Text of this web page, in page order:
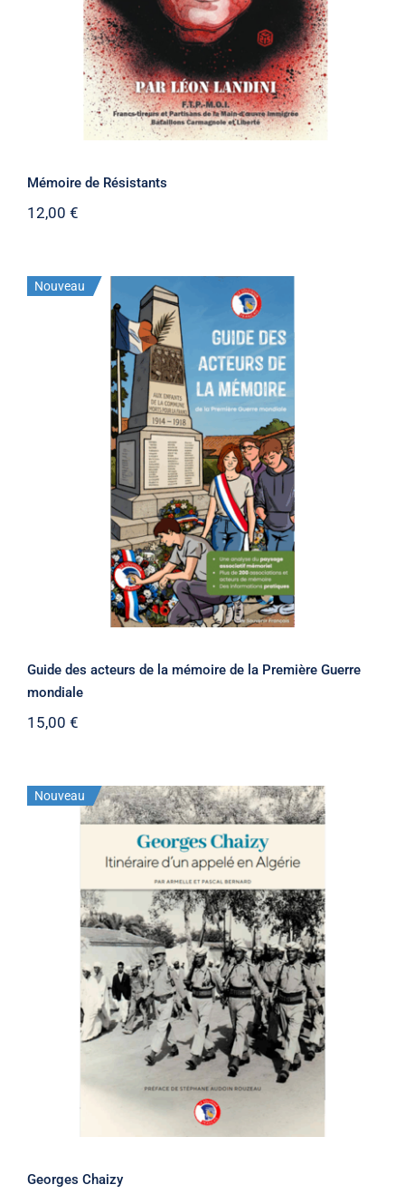
Mémoire de Résistants
12,00 €
Nouveau
Guide des acteurs de la mémoire de la
Première Guerre mondiale
Guide des acteurs de la mémoire de la Première Guerre
mondiale
15,00 €
Nouveau
Georges Chaizy
Georges Chaizy